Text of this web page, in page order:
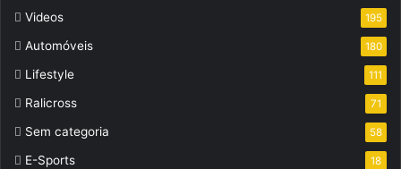
Videos 195
Automóveis 180
Lifestyle 111
Ralicross 71
Sem categoria 58
E-Sports 18